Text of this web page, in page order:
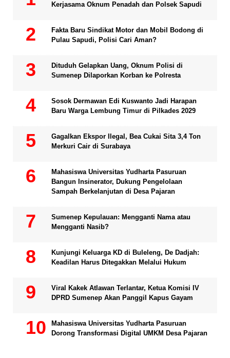
Kerjasama Oknum Penadah dan Polsek Sapudi
Fakta Baru Sindikat Motor dan Mobil Bodong di
Pulau Sapudi, Polisi Cari Aman?
Dituduh Gelapkan Uang, Oknum Polisi di
Sumenep Dilaporkan Korban ke Polresta
Sosok Dermawan Edi Kuswanto Jadi Harapan
Baru Warga Lembung Timur di Pilkades 2029
Gagalkan Ekspor Ilegal, Bea Cukai Sita 3,4 Ton
Merkuri Cair di Surabaya
Mahasiswa Universitas Yudharta Pasuruan
Bangun Insinerator, Dukung Pengelolaan
Sampah Berkelanjutan di Desa Pajaran
Sumenep Kepulauan: Mengganti Nama atau
Mengganti Nasib?
Kunjungi Keluarga KD di Buleleng, De Dadjah:
Keadilan Harus Ditegakkan Melalui Hukum
Viral Kakek Atlawan Terlantar, Ketua Komisi IV
DPRD Sumenep Akan Panggil Kapus Gayam
Mahasiswa Universitas Yudharta Pasuruan
Dorong Transformasi Digital UMKM Desa Pajaran